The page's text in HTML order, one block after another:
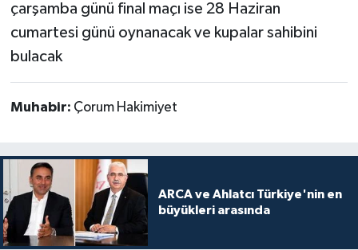
çarşamba günü final maçı ise 28 Haziran
cumartesi günü oynanacak ve kupalar sahibini
bulacak
Muhabir: Çorum Hakimiyet
ARCA ve Ahlatcı Türkiye'nin en
büyükleri arasında